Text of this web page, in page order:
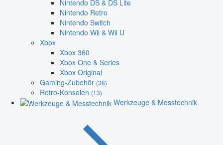
Nintendo DS & DS Lite
Nintendo Retro
Nintendo Switch
Nintendo Wii & Wii U
Xbox
Xbox 360
Xbox One & Series
Xbox Original
Gaming-Zubehör (38)
Retro-Konsolen (13)
Werkzeuge & Messtechnik